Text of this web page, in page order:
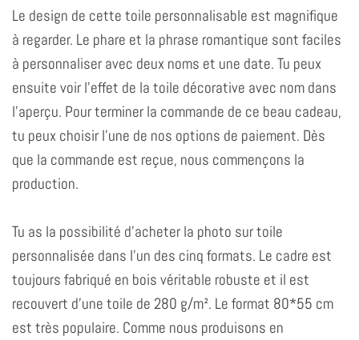
Le design de cette toile personnalisable est magnifique
à regarder. Le phare et la phrase romantique sont faciles
à personnaliser avec deux noms et une date. Tu peux
ensuite voir l'effet de la toile décorative avec nom dans
l'aperçu. Pour terminer la commande de ce beau cadeau,
tu peux choisir l'une de nos options de paiement. Dès
que la commande est reçue, nous commençons la
production.
Tu as la possibilité d'acheter la photo sur toile
personnalisée dans l'un des cinq formats. Le cadre est
toujours fabriqué en bois véritable robuste et il est
recouvert d'une toile de 280 g/m². Le format 80*55 cm
est très populaire. Comme nous produisons en